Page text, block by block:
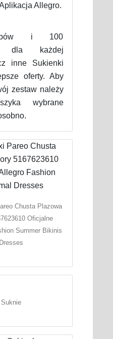
Allegro.
i 100
dla każdej
inne Sukienki
oferty. Aby
zestaw należy
wybrane
Chusta Plazowa
Oficjalne
Summer Bikinis